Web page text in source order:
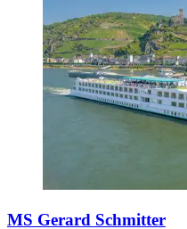
MS Gerard Schmitter